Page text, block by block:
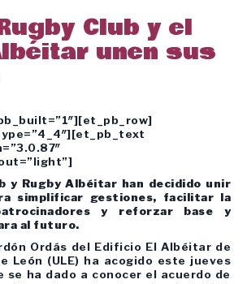
Club y el
unen sus
y Rugby Albéitar han decidido unir
simplificar gestiones, facilitar la
y reforzar base y
al futuro.
Ordás del Edificio El Albéitar de
León (ULE) ha acogido este jueves
se ha dado a conocer el acuerdo de